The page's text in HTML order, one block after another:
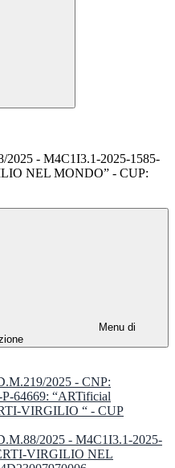
- M4C1I3.1-2025-1585-
NEL MONDO” - CUP:
Menu di
2025 - CNP:
64669: “ARTificial
VIRGILIO “ - CUP
2025 - M4C1I3.1-2025-
VIRGILIO NEL